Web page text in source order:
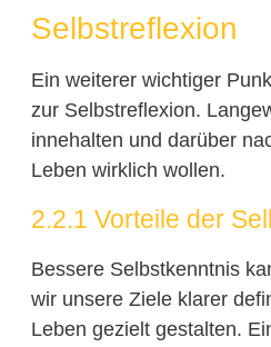
Selbstreflexion
Ein weiterer wichtiger
zur Selbstreflexion.
innehalten und darüber
Leben wirklich wollen.
2.2.1 Vorteile der
Bessere Selbstkenntnis
wir unsere Ziele klarer
Leben gezielt gestalten.